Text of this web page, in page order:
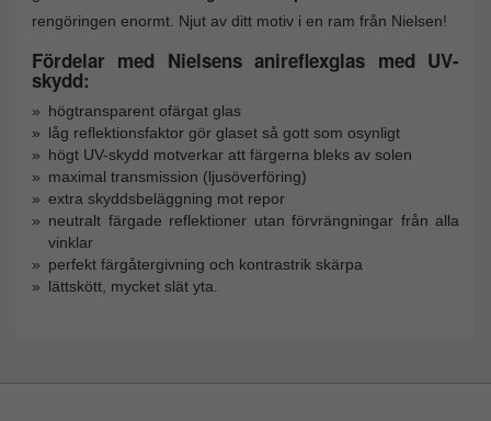
rengöringen enormt. Njut av ditt motiv i en ram från Nielsen!
Fördelar med Nielsens anireflexglas med UV-
skydd:
högtransparent ofärgat glas
låg reflektionsfaktor gör glaset så gott som osynligt
högt UV-skydd motverkar att färgerna bleks av solen
maximal transmission (ljusöverföring)
extra skyddsbeläggning mot repor
neutralt färgade reflektioner utan förvrängningar från alla
vinklar
perfekt färgåtergivning och kontrastrik skärpa
lättskött, mycket slät yta.